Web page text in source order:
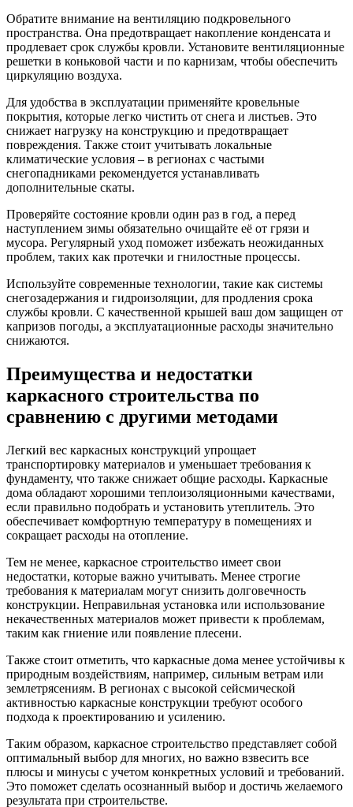
Обратите внимание на вентиляцию подкровельного
пространства. Она предотвращает накопление конденсата и
продлевает срок службы кровли. Установите вентиляционные
решетки в коньковой части и по карнизам, чтобы обеспечить
циркуляцию воздуха.
Для удобства в эксплуатации применяйте кровельные
покрытия, которые легко чистить от снега и листьев. Это
снижает нагрузку на конструкцию и предотвращает
повреждения. Также стоит учитывать локальные
климатические условия – в регионах с частыми
снегопадниками рекомендуется устанавливать
дополнительные скаты.
Проверяйте состояние кровли один раз в год, а перед
наступлением зимы обязательно очищайте её от грязи и
мусора. Регулярный уход поможет избежать неожиданных
проблем, таких как протечки и гнилостные процессы.
Используйте современные технологии, такие как системы
снегозадержания и гидроизоляции, для продления срока
службы кровли. С качественной крышей ваш дом защищен от
капризов погоды, а эксплуатационные расходы значительно
снижаются.
Преимущества и недостатки
каркасного строительства по
сравнению с другими методами
Легкий вес каркасных конструкций упрощает
транспортировку материалов и уменьшает требования к
фундаменту, что также снижает общие расходы. Каркасные
дома обладают хорошими теплоизоляционными качествами,
если правильно подобрать и установить утеплитель. Это
обеспечивает комфортную температуру в помещениях и
сокращает расходы на отопление.
Тем не менее, каркасное строительство имеет свои
недостатки, которые важно учитывать. Менее строгие
требования к материалам могут снизить долговечность
конструкции. Неправильная установка или использование
некачественных материалов может привести к проблемам,
таким как гниение или появление плесени.
Также стоит отметить, что каркасные дома менее устойчивы к
природным воздействиям, например, сильным ветрам или
землетрясениям. В регионах с высокой сейсмической
активностью каркасные конструкции требуют особого
подхода к проектированию и усилению.
Таким образом, каркасное строительство представляет собой
оптимальный выбор для многих, но важно взвесить все
плюсы и минусы с учетом конкретных условий и требований.
Это поможет сделать осознанный выбор и достичь желаемого
результата при строительстве.